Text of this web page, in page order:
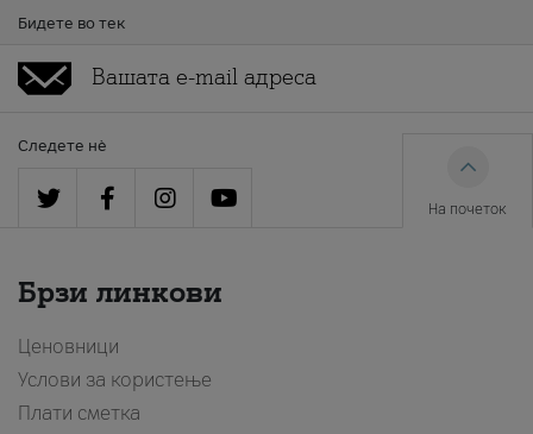
Бидете во тек
Следете нè
На почеток
Брзи линкови
Ценовници
Услови за користење
Плати сметка